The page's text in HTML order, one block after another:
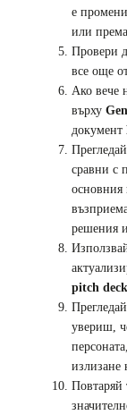
е
или
Провери
все още
Ако вече
върху
документ
сравни с
основния
решения
pitch deck
увериш,
излизане
Повтаряй